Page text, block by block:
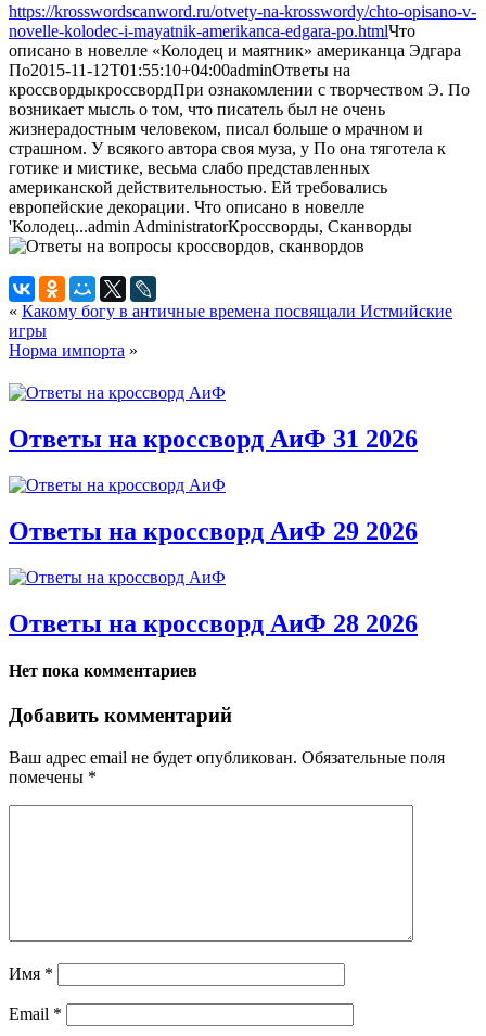
https://krosswordscanword.ru/otvety-na-krosswordy/chto-opisano-v-
novelle-kolodec-i-mayatnik-amerikanca-edgara-po.htmlЧто
описано в новелле «Колодец и маятник» американца Эдгара
По2015-11-12T01:55:10+04:00adminОтветы на
кроссвордыкроссвордПри ознакомлении с творчеством Э. По
возникает мысль о том, что писатель был не очень
жизнерадостным человеком, писал больше о мрачном и
страшном. У всякого автора своя муза, у По она тяготела к
готике и мистике, весьма слабо представленных
американской действительностью. Ей требовались
европейские декорации. Что описано в новелле
'Колодец...admin AdministratorКроссворды, Сканворды
« Какому богу в античные времена посвящали Истмийские
игры
Норма импорта »
Ответы на кроссворд АиФ 31 2026
Ответы на кроссворд АиФ 29 2026
Ответы на кроссворд АиФ 28 2026
Нет пока комментариев
Добавить комментарий
Ваш адрес email не будет опубликован. Обязательные поля
помечены *
Имя *
Email *